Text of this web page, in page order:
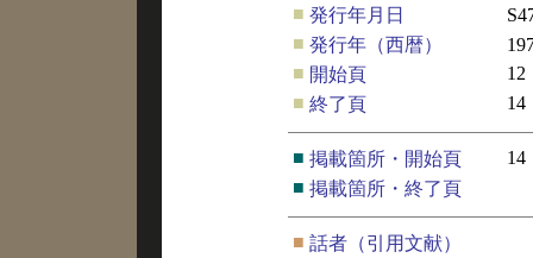
■ 発行年月日
■ 発行年（西暦）
■ 開始頁
12
■ 終了頁 14
■ 掲載箇所・開始頁
14
■ 掲載箇所・終了頁
■ 話者（引用文献）